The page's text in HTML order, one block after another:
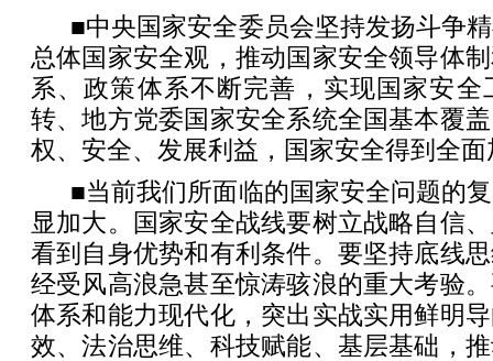
■中央国家安全委员会坚持发扬斗争
总体国家安全观，推动国家安全领导体
系、政策体系不断完善，实现国家安
转、地方党委国家安全系统全国基本覆
权、安全、发展利益，国家安全得到全面
■当前我们所面临的国家安全问题的
显加大。国家安全战线要树立战略自信
看到自身优势和有利条件。要坚持底线
经受风高浪急甚至惊涛骇浪的重大考验
体系和能力现代化，突出实战实用鲜明
效、法治思维、科技赋能、基层基础，